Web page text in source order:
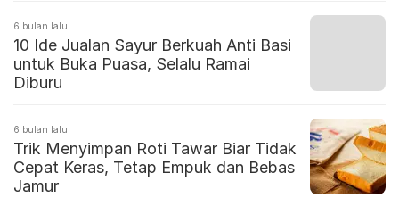
6 bulan lalu
10 Ide Jualan Sayur Berkuah Anti Basi
untuk Buka Puasa, Selalu Ramai
Diburu
6 bulan lalu
Trik Menyimpan Roti Tawar Biar Tidak
Cepat Keras, Tetap Empuk dan Bebas
Jamur